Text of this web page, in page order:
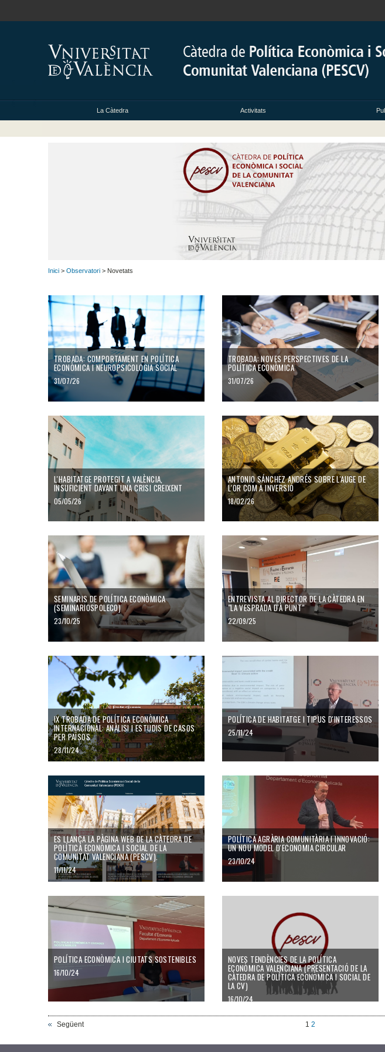
La Càtedra Activitats
Inici > Observatori > Novetats
TROBADA: COMPORTAMENT EN POLÍTICA
ECONÒMICA I NEUROPSICOLOGIA SOCIAL
31/07/26
TROBADA: NOVES PERSPECTIVES DE LA
POLÍTICA ECONÒMICA
31/07/26
L'HABITATGE PROTEGIT A VALÈNCIA,
INSUFICIENT DAVANT UNA CRISI CREIXENT
05/05/26
ANTONIO SÁNCHEZ ANDRÉS SOBRE L'AUGE DE
L'OR COM A INVERSIÓ
18/02/26
SEMINARIS DE POLÍTICA ECONÒMICA
(SEMINARIOSPOLECO)
23/10/25
ENTREVISTA AL DIRECTOR DE LA CÀTEDRA EN
"LA VESPRADA D'À PUNT"
22/09/25
IX TROBADA DE POLÍTICA ECONÒMICA
INTERNACIONAL: ANÀLISI I ESTUDIS DE CASOS
PER PAÏSOS
28/11/24
POLÍTICA DE HABITATGE I TIPUS D'INTERESSOS
25/11/24
ES LLANÇA LA PÀGINA WEB DE LA CÀTEDRA DE
POLÍTICA ECONÒMICA I SOCIAL DE LA
COMUNITAT VALENCIANA (PESCV).
11/11/24
POLÍTICA AGRÀRIA COMUNITÀRIA I INNOVACIÓ:
UN NOU MODEL D'ECONOMIA CIRCULAR
23/10/24
POLÍTICA ECONÒMICA I CIUTATS SOSTENIBLES
16/10/24
NOVES TENDÈNCIES DE LA POLÍTICA
ECONÒMICA VALENCIANA (PRESENTACIÓ DE LA
CÀTEDRA DE POLÍTICA ECONÒMICA I SOCIAL DE
LA CV)
16/10/24
Següent 1 2